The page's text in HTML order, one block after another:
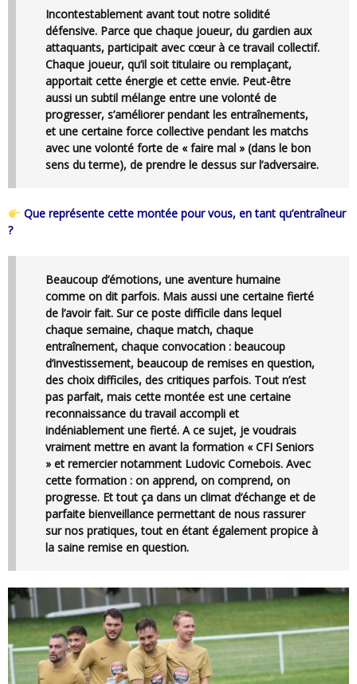
Incontestablement avant tout notre solidité
défensive. Parce que chaque joueur, du gardien aux
attaquants, participait avec cœur à ce travail collectif.
Chaque joueur, qu’il soit titulaire ou remplaçant,
apportait cette énergie et cette envie. Peut-être
aussi un subtil mélange entre une volonté de
progresser, s’améliorer pendant les entraînements,
et une certaine force collective pendant les matchs
avec une volonté forte de « faire mal » (dans le bon
sens du terme), de prendre le dessus sur l’adversaire.
Que représente cette montée pour vous, en tant qu’entraîneur
?
Beaucoup d’émotions, une aventure humaine
comme on dit parfois. Mais aussi une certaine fierté
de l’avoir fait. Sur ce poste difficile dans lequel
chaque semaine, chaque match, chaque
entraînement, chaque convocation : beaucoup
d’investissement, beaucoup de remises en question,
des choix difficiles, des critiques parfois. Tout n’est
pas parfait, mais cette montée est une certaine
reconnaissance du travail accompli et
indéniablement une fierté. A ce sujet, je voudrais
vraiment mettre en avant la formation « CFI Seniors
» et remercier notamment Ludovic Cornebois. Avec
cette formation : on apprend, on comprend, on
progresse. Et tout ça dans un climat d’échange et de
parfaite bienveillance permettant de nous rassurer
sur nos pratiques, tout en étant également propice à
la saine remise en question.